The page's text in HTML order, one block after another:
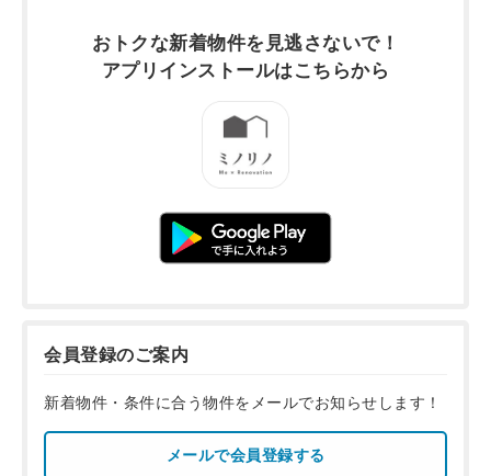
おトクな新着物件を 見逃さないで！
アプリインストールはこちらから
会員登録のご案内
新着物件・条件に合う物件をメールでお知らせします！
メールで会員登録する